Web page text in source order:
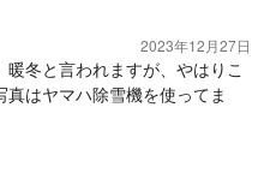
2023年12月27日
冬と言われますが、やはりこ
はヤマハ除雪機を使ってま